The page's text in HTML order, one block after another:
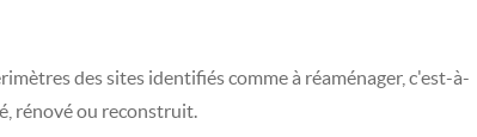
des sites identifiés comme à réaménager, c'est-à-
rénové ou reconstruit.